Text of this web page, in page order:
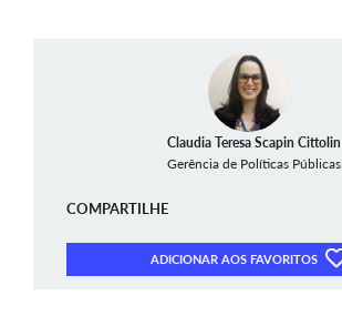
Claudia Teresa Scapin Cittolin
Gerência de Políticas Públicas
COMPARTILHE
ADICIONAR AOS FAVORITOS